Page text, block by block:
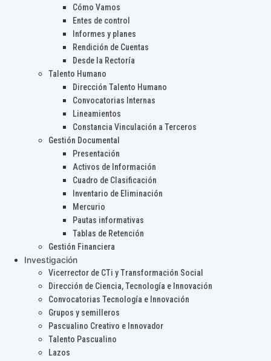
Cómo Vamos
Entes de control
Informes y planes
Rendición de Cuentas
Desde la Rectoría
Talento Humano
Dirección Talento Humano
Convocatorias Internas
Lineamientos
Constancia Vinculación a Terceros
Gestión Documental
Presentación
Activos de Información
Cuadro de Clasificación
Inventario de Eliminación
Mercurio
Pautas informativas
Tablas de Retención
Gestión Financiera
Investigación
Vicerrector de CTi y Transformación Social
Dirección de Ciencia, Tecnología e Innovación
Convocatorias Tecnología e Innovación
Grupos y semilleros
Pascualino Creativo e Innovador
Talento Pascualino
Lazos